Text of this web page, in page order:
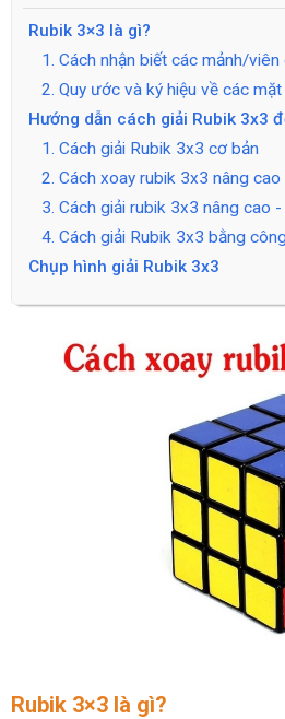
Rubik 3×3 là gì?
1. Cách nhận biết các mảnh/
2. Quy ước và ký hiệu về các
Hướng dẫn cách giải Rubik 3x3
1. Cách giải Rubik 3x3 cơ bản
2. Cách xoay rubik 3x3 nâng
3. Cách giải rubik 3x3 nâng cao -
4. Cách giải Rubik 3x3 bằng
Chụp hình giải Rubik 3x3
Rubik 3×3 là gì?